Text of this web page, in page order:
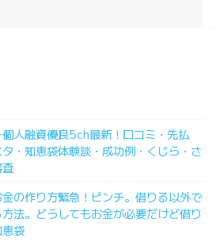
人融資優良5ch最新！口コミ・先払
・知恵袋体験談・成功例・くじら・さ
の作り方緊急！ピンチ。借りる以外で
法。どうしてもお金が必要だけど借り
袋